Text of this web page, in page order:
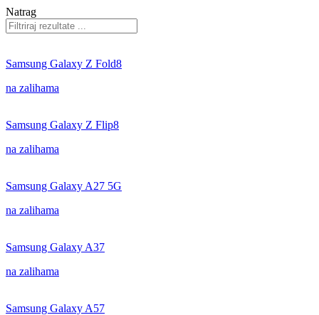
Natrag
Samsung Galaxy Z Fold8
na zalihama
Samsung Galaxy Z Flip8
na zalihama
Samsung Galaxy A27 5G
na zalihama
Samsung Galaxy A37
na zalihama
Samsung Galaxy A57